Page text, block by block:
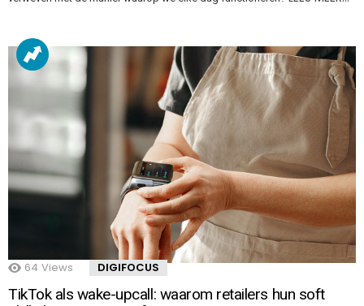
64 Views DIGIFOCUS
TikTok als wake-upcall: waarom retailers hun soft